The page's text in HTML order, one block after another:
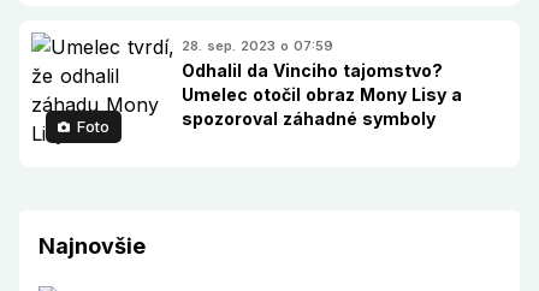
Foto
28. sep. 2023 o 07:59
Odhalil da Vinciho tajomstvo?
Umelec otočil obraz Mony Lisy a
spozoroval záhadné symboly
Najnovšie